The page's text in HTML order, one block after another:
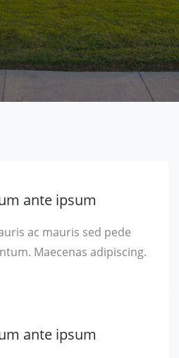
ante ipsum
ac mauris sed pede
Maecenas adipiscing.
ante ipsum